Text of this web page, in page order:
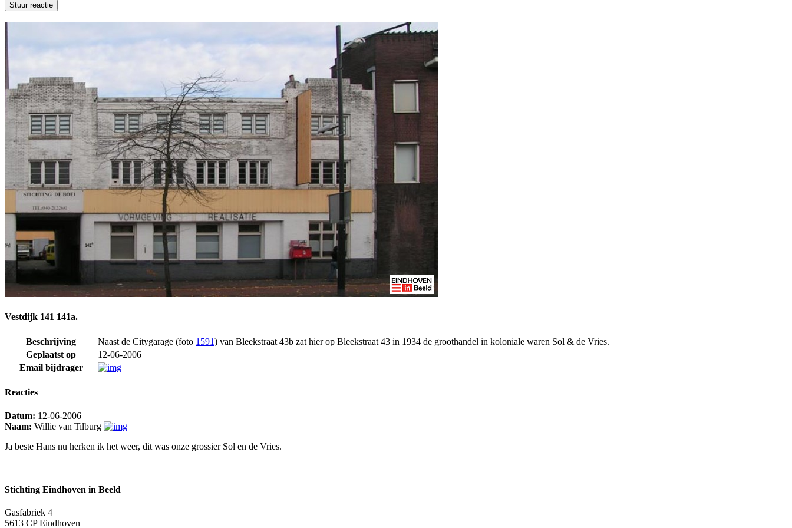
Vestdijk 141 141a.
Beschrijving Naast de Citygarage (foto 1591) van Bleekstraat 43b zat hier op Bleekstraat 43 in 1934 de groothandel in koloniale waren Sol & de Vries.
Geplaatst op
12-06-2006
Email bijdrager
Reacties
Datum: 12-06-2006
Naam: Willie van Tilburg
Ja beste Hans nu herken ik het weer, dit was onze grossier Sol en de Vries.
Stichting Eindhoven in Beeld
Gasfabriek 4
5613 CP Eindhoven